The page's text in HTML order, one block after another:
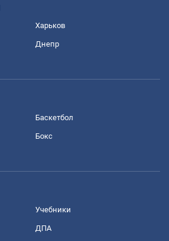
Харьков
Днепр
Баскетбол
Бокс
Учебники
ДПА